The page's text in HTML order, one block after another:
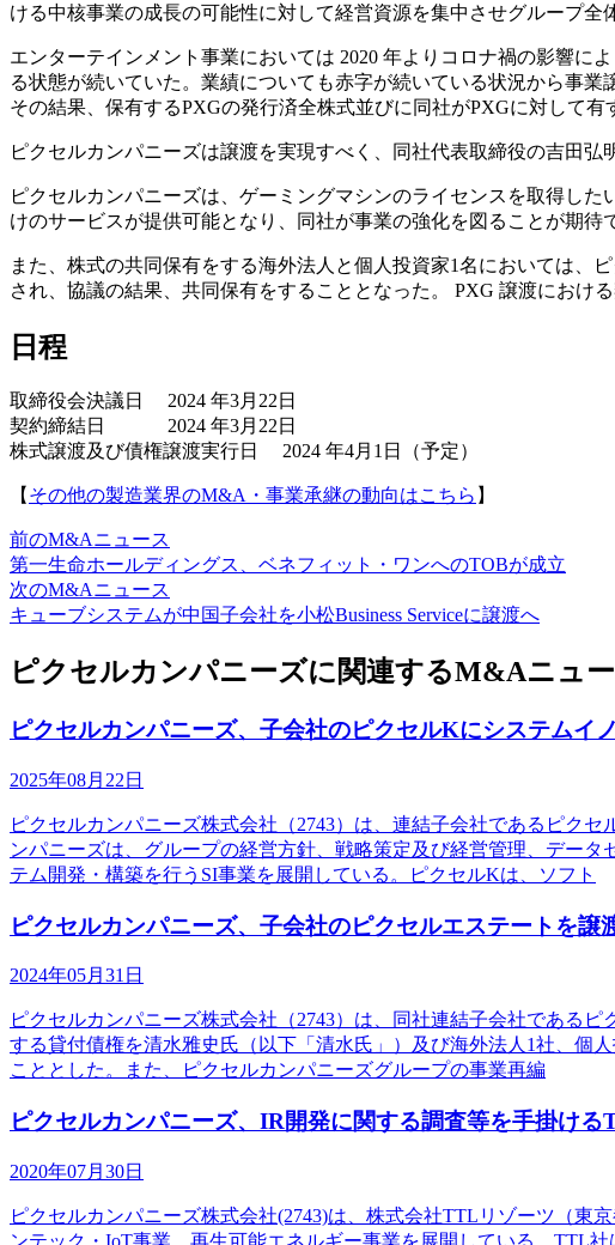
ける中核事業の成長の可能性に対して経営資源を集中させグループ全
エンターテインメント事業においては 2020 年よりコロナ禍の影響に
る状態が続いていた。業績についても赤字が続いている状況から事業
その結果、保有するPXGの発行済全株式並びに同社がPXGに対して
ピクセルカンパニーズは譲渡を実現すべく、同社代表取締役の吉田
ピクセルカンパニーズは、ゲーミングマシンのライセンスを取得し
けのサービスが提供可能となり、同社が事業の強化を図ることが期待
また、株式の共同保有をする海外法人と個人投資家1名においては、
され、協議の結果、共同保有をすることとなった。 PXG 譲渡におけ
日程
取締役会決議日 2024 年3月22日
契約締結日 2024 年3月22日
株式譲渡及び債権譲渡実行日 2024 年4月1日（予定）
【 その他の製造業界のM&A・事業承継の動向はこちら 】
前のM&Aニュース
第一生命ホールディングス、ベネフィット・ワンへのTOBが成立
次のM&Aニュース
キューブシステムが中国子会社を小松Business Serviceに譲渡へ
ピクセルカンパニーズに関連するM&Aニュ
ピクセルカンパニーズ、子会社のピクセルKにシステムイ
2025年08月22日
ピクセルカンパニーズ株式会社（2743）は、連結子会社であるピク
ンパニーズは、グループの経営方針、戦略策定及び経営管理、デー
テム開発・構築を行うSI事業を展開している。ピクセルKは、ソフト
ピクセルカンパニーズ、子会社のピクセルエステートを譲
2024年05月31日
ピクセルカンパニーズ株式会社（2743）は、同社連結子会社である
する貸付債権を清水雅史氏（以下「清水氏」）及び海外法人1社、個
こととした。また、ピクセルカンパニーズグループの事業再編
ピクセルカンパニーズ、IR開発に関する調査等を手掛け
2020年07月30日
ピクセルカンパニーズ株式会社(2743)は、株式会社TTLリゾーツ（東
ンテック・IoT事業、再生可能エネルギー事業を展開している。TTL